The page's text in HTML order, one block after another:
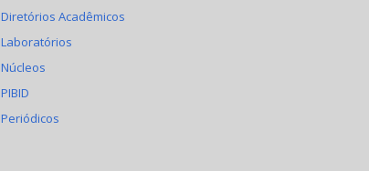
Diretórios Acadêmicos
Laboratórios
Núcleos
PIBID
Periódicos